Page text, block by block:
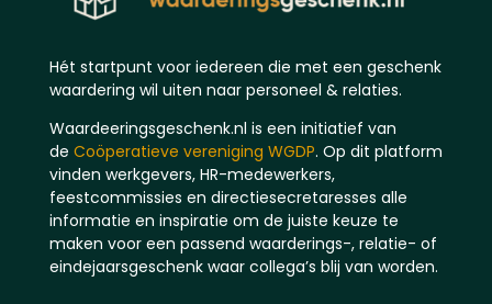
Hét startpunt voor iedereen die met een geschenk
waardering wil uiten naar personeel & relaties.
Waardeeringsgeschenk.nl is een initiatief van
de Coöperatieve vereniging WGDP. Op dit platform
vinden werkgevers, HR-medewerkers,
feestcommissies en directiesecretaresses alle
informatie en inspiratie om de juiste keuze te
maken voor een passend waarderings-, relatie- of
eindejaarsgeschenk waar collega’s blij van worden.